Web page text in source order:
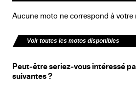
Aucune moto ne correspond à votre
Voir toutes les motos disponibles
Peut-être seriez-vous intéressé
suivantes ?